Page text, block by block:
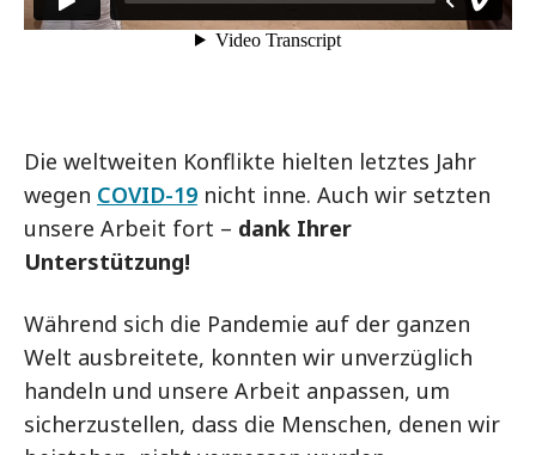
Die weltweiten Konflikte hielten letztes Jahr
wegen COVID-19 nicht inne. Auch wir setzten
unsere Arbeit fort – dank Ihrer
Unterstützung!
Während sich die Pandemie auf der ganzen
Welt ausbreitete, konnten wir unverzüglich
handeln und unsere Arbeit anpassen, um
sicherzustellen, dass die Menschen, denen wir